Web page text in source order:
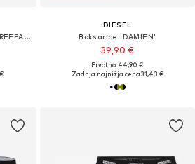
Boksarice 'UMBX-DAMIENTHREEPACK'
DIESEL
Boksarice 'DAMIEN'
39,90 €
Prvotno: 44,90 €
Zadnja najnižja cena31,43 €